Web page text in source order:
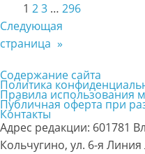
1 23 … 296
Следующая
страница »
Содержание сайта
Политика
Правила использования
Публичная оферта при
Контакты
Адрес редакции: 601781
Кольчугино, ул. 6-я